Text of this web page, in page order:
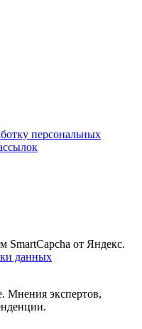
персональных
SmartCapcha от Яндекс.
данных
Мнения экспертов,